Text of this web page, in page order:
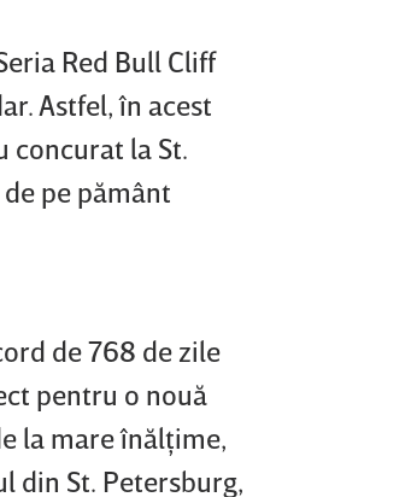
Red Bull Cliff
Astfel, în acest
concurat la St.
pe pământ
de 768 de zile
pentru o nouă
la mare înălţime,
din St. Petersburg,